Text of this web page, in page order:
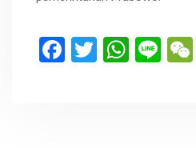
F
T
W Li